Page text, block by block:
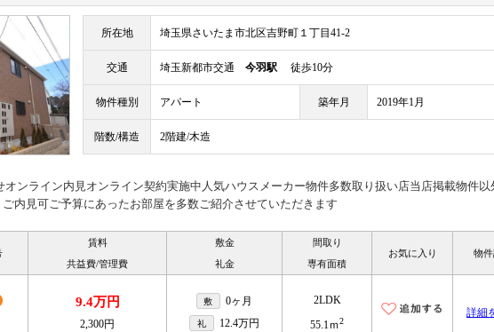
所在地 埼玉県さいたま市北区吉野町１丁目41-2
交通 埼玉新都市交通 今羽駅 徒歩10分
物件種別 アパート 築年月 2019年1月
階数/構造 2階建/木造
オンライン内見オンライン契約実施中人気ハウスメーカー物件多数取り扱い店当店掲載物件以
ご内見可ご予算にあったお部屋を多数ご紹介させていただきます
賃料
共益費/管理費
敷金
礼金
間取り
専有面積
お気に入り 物
9.4万円
2,300円
敷 0ヶ月
礼 12.4万円
2LDK
55.1ｍ2
詳細